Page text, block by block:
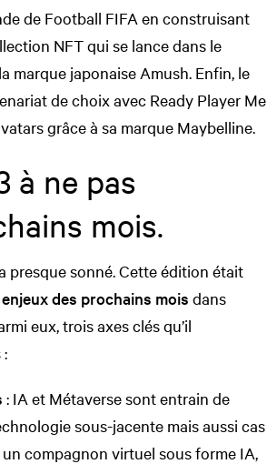
de Football FIFA en construisant
NFT qui se lance dans le
marque japonaise Amush. Enfin, le
de choix avec Ready Player Me
grâce à sa marque Maybelline.
à ne pas
mois.
presque sonné. Cette édition était
des prochains mois dans
eux, trois axes clés qu’il
: IA et Métaverse sont entrain de
sous-jacente mais aussi cas
compagnon virtuel sous forme IA,